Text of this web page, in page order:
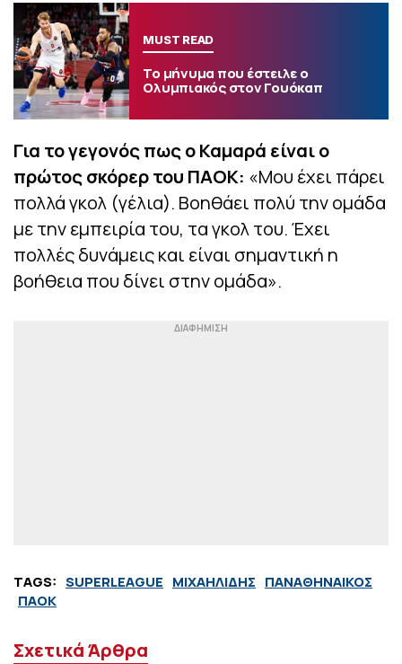
MUST READ
Το μήνυμα που έστειλε ο
Ολυμπιακός στον Γουόκαπ
Για το γεγονός πως ο Καμαρά είναι ο
πρώτος σκόρερ του ΠΑΟΚ: «Μου έχει πάρει
πολλά γκολ (γέλια). Βοηθάει πολύ την ομάδα
με την εμπειρία του, τα γκολ του. Έχει
πολλές δυνάμεις και είναι σημαντική η
βοήθεια που δίνει στην ομάδα».
TAGS: SUPERLEAGUE ΜΙΧΑΗΛΙΔΗΣ ΠΑΝΑΘΗΝΑΙΚΟΣ
ΠΑΟΚ
Σχετικά Άρθρα